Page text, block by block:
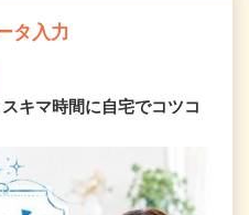
タ入力
キマ時間に自宅でコツコ